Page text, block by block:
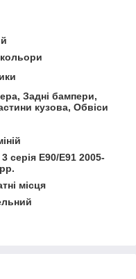
кольори
Задні бампери,
кузова, Обвіси
серія E90/E91 2005-
місця